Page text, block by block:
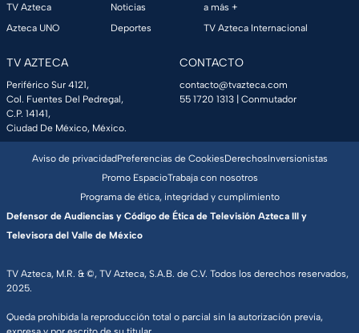
TV Azteca
Azteca UNO
Noticias
Deportes
a más +
TV Azteca Internacional
TV AZTECA
Periférico Sur 4121,
Col. Fuentes Del Pedregal,
C.P. 14141,
Ciudad De México, México.
CONTACTO
contacto@tvazteca.com
55 1720 1313 | Conmutador
TV Azteca, M.R. & ©, TV Azteca, S.A.B. de C.V. Todos los derechos reservados,
2025.
Queda prohibida la reproducción total o parcial sin la autorización previa,
Aviso de privacidadPreferencias de CookiesDerechosInversionistas
Promo EspacioTrabaja con nosotros
Programa de ética, integridad y cumplimiento
Defensor de Audiencias y Código de Ética de Televisión Azteca III y
Televisora del Valle de México